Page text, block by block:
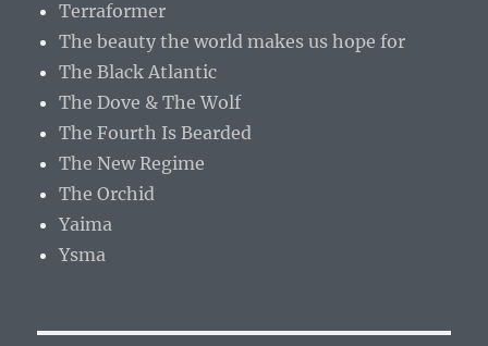
Terraformer
The beauty the world makes us hope for
The Black Atlantic
The Dove & The Wolf
The Fourth Is Bearded
The New Regime
The Orchid
Yaima
Ysma